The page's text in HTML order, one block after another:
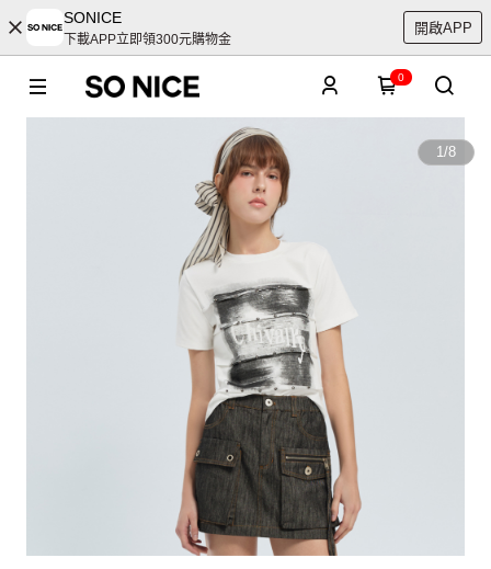
SONICE
下載APP立即領300元購物金
開啟APP
0
1/8